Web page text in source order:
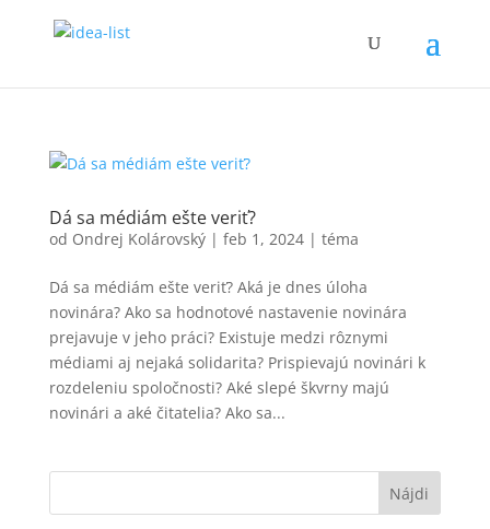
Dá sa médiám ešte veriť?
od Ondrej Kolárovský| feb 1, 2024| téma
Dá sa médiám ešte veriť? Aká je dnes úloha
novinára? Ako sa hodnotové nastavenie novinára
prejavuje v jeho práci? Existuje medzi rôznymi
médiami aj nejaká solidarita? Prispievajú novinári k
rozdeleniu spoločnosti? Aké slepé škvrny majú
novinári a aké čitatelia? Ako sa...